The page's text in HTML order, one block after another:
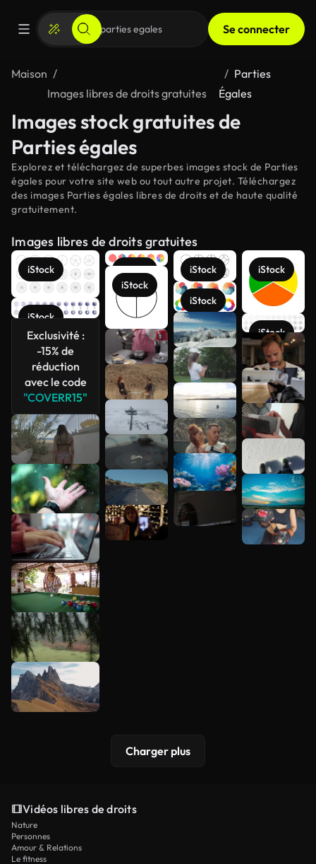
Se connecter
Maison
Images libres de droits gratuites
Parties
Égales
Images stock gratuites de
Parties égales
Explorez et téléchargez de superbes images stock de Parties
égales pour votre site web ou tout autre projet. Téléchargez
des images Parties égales libres de droits et de haute qualité
gratuitement.
Images libres de droits gratuites
iStock
iStock
Exclusivité :
-15% de
réduction
avec le code
"COVERR15"
iStock
iStock
iStock
iStock
iStock
iStock
Voir plus
Charger plus
Vidéos libres de droits
Nature
Personnes
Amour & Relations
Le fitness